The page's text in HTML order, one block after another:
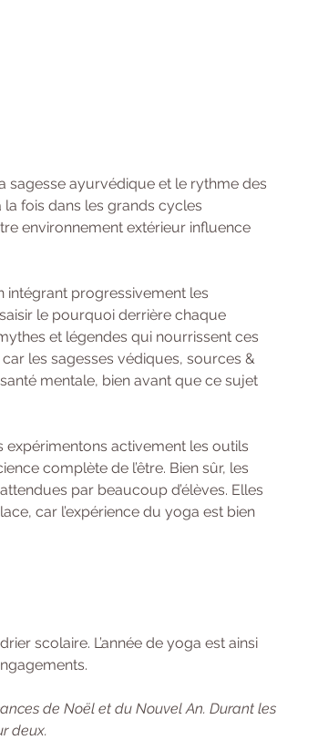
sagesse ayurvédique et le rythme des
fois dans les grands cycles
environnement extérieur influence
intégrant progressivement les
le pourquoi derrière chaque
et légendes qui nourrissent ces
les sagesses védiques, sources &
mentale, bien avant que ce sujet
expérimentons activement les outils
complète de l’être. Bien sûr, les
par beaucoup d’élèves. Elles
car l’expérience du yoga est bien
scolaire. L’année de yoga est ainsi
de Noël et du Nouvel An. Durant les
deux.